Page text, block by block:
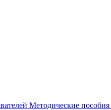
Методические пособия